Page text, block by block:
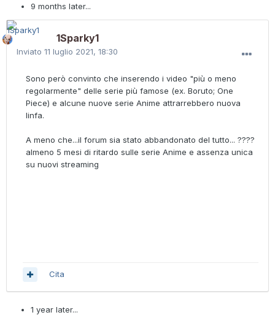
9 months later...
1Sparky1
Inviato 11 luglio 2021, 18:30
Sono però convinto che inserendo i video "più o meno
regolarmente" delle serie più famose (ex. Boruto; One
Piece) e alcune nuove serie Anime attrarrebbero nuova
linfa.
A meno che...il forum sia stato abbandonato del tutto... ????
almeno 5 mesi di ritardo sulle serie Anime e assenza unica
su nuovi streaming
Cita
1 year later...